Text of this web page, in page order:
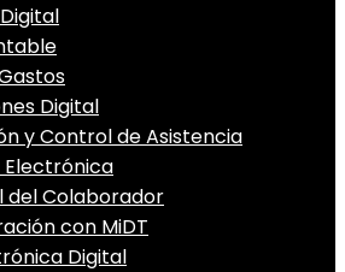
Digital
y Control de Asistencia
Electrónica
del Colaborador
con MiDT
Digital